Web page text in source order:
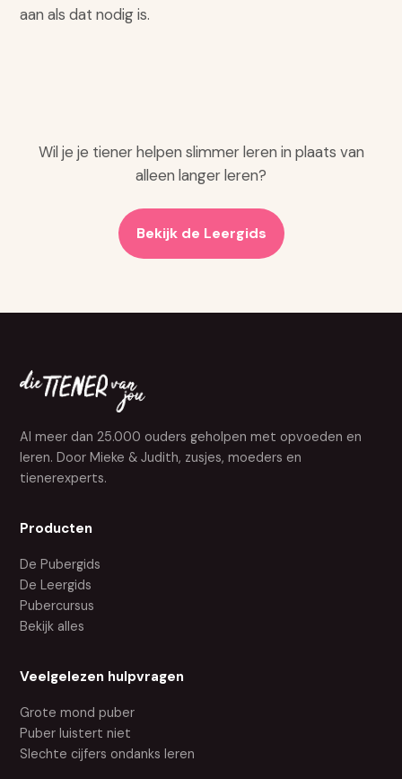
aan als dat nodig is.
Wil je je tiener helpen slimmer leren in plaats van
alleen langer leren?
Bekijk de Leergids
Al meer dan 25.000 ouders geholpen met opvoeden en
leren. Door Mieke & Judith, zusjes, moeders en
tienerexperts.
Producten
De Pubergids
De Leergids
Pubercursus
Bekijk alles
Veelgelezen hulpvragen
Grote mond puber
Puber luistert niet
Slechte cijfers ondanks leren